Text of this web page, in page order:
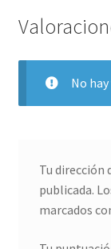
No
Tu dirección
publicada.
marcados